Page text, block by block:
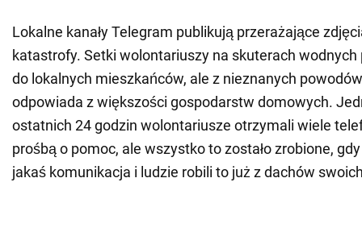
Lokalne kanały Telegram publikują przerażające
katastrofy. Setki wolontariuszy na skuterach wodnych
do lokalnych mieszkańców, ale z nieznanych
odpowiada z większości gospodarstw domowych.
ostatnich 24 godzin wolontariusze otrzymali wiele
prośbą o pomoc, ale wszystko to zostało zrobione,
jakaś komunikacja i ludzie robili to już z dachów